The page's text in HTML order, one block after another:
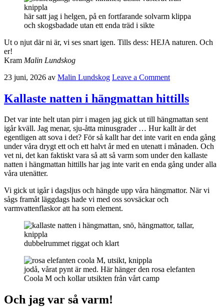
här satt jag i helgen, på en fortfarande solvarm klippa
och skogsbadade utan ett enda träd i sikte
Ut o njut där ni är, vi ses snart igen. Tills dess: HEJA naturen. Och
er!
Kram Malin Lundskog
23 juni, 2026 av Malin Lundskog Leave a Comment
Kallaste natten i hängmattan hittills
Det var inte helt utan pirr i magen jag gick ut till hängmattan sent
igår kväll. Jag menar, sju-åtta minusgrader … Hur kallt är det
egentligen att sova i det? För så kallt har det inte varit en enda gång
under våra drygt ett och ett halvt år med en utenatt i månaden. Och
vet ni, det kan faktiskt vara så att så varm som under den kallaste
natten i hängmattan hittills har jag inte varit en enda gång under alla
våra utenätter.
Vi gick ut igår i dagsljus och hängde upp våra hängmattor. När vi
sågs framåt läggdags hade vi med oss sovsäckar och
varmvattenflaskor att ha som element.
dubbelrummet riggat och klart
jodå, vårat pynt är med. Här hänger den rosa elefanten
Coola M och kollar utsikten från vårt camp
Och jag var så varm!